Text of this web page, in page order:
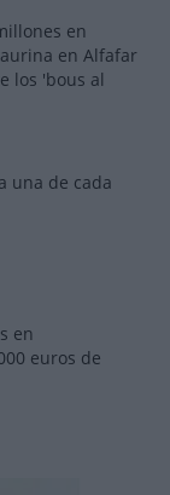
en
en Alfafar
los 'bous al
una de cada
en
euros de